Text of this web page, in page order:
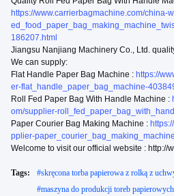
https://www.carrierbagmachine.com/
186207.html
Jiangsu Nanjiang Machinery Co., Ltd.
We can supply:
Flat Handle Paper Bag Machine : https://
er-flat_handle_paper_bag_machine-
Roll Fed Paper Bag With Handle Machine :
om/supplier-
Paper Courier Bag Making Machine :
pplier-
Welcome to visit our official website : http://
Tags: #skręcona torba papierowa z rolką z
#​​maszyna do produkcji toreb